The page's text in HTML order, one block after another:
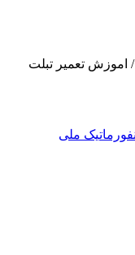
/ اموزش تعمیر تبلت
ملی